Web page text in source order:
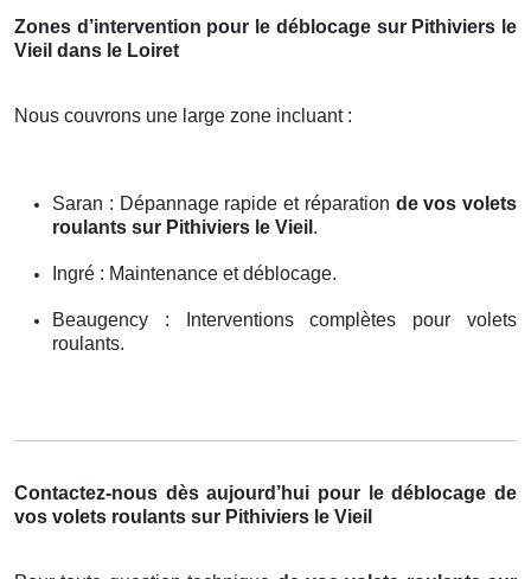
Zones d’intervention pour le déblocage sur Pithiviers le
Vieil dans le Loiret
Nous couvrons une large zone incluant :
Saran : Dépannage rapide et réparation de vos volets
roulants sur Pithiviers le Vieil .
Ingré : Maintenance et déblocage.
Beaugency : Interventions complètes pour volets
roulants.
Contactez-nous dès aujourd’hui pour le déblocage de
vos volets roulants sur Pithiviers le Vieil